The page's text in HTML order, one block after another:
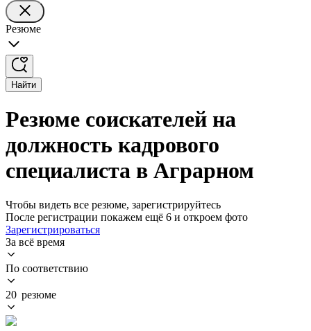
Резюме
Найти
Резюме соискателей на
должность кадрового
специалиста в Аграрном
Чтобы видеть все резюме, зарегистрируйтесь
После регистрации покажем ещё 6 и откроем фото
Зарегистрироваться
За всё время
По соответствию
20 резюме